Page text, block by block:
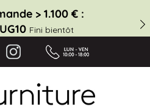
> 1.100 € :
Fini bientôt